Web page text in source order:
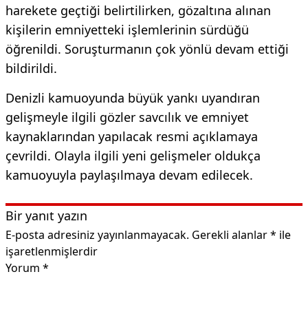
harekete geçtiği belirtilirken, gözaltına alınan
kişilerin emniyetteki işlemlerinin sürdüğü
öğrenildi. Soruşturmanın çok yönlü devam ettiği
bildirildi.
Denizli kamuoyunda büyük yankı uyandıran
gelişmeyle ilgili gözler savcılık ve emniyet
kaynaklarından yapılacak resmi açıklamaya
çevrildi. Olayla ilgili yeni gelişmeler oldukça
kamuoyuyla paylaşılmaya devam edilecek.
Bir yanıt yazın
E-posta adresiniz yayınlanmayacak. Gerekli alanlar* ile
işaretlenmişlerdir
Yorum *